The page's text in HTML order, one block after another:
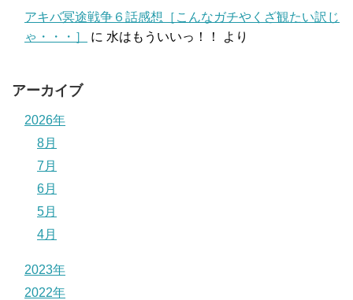
アキバ冥途戦争６話感想［こんなガチやくざ観たい訳じ
ゃ・・・］
に 水はもういいっ！！ より
アーカイブ
2026年
8月
7月
6月
5月
4月
2023年
2022年